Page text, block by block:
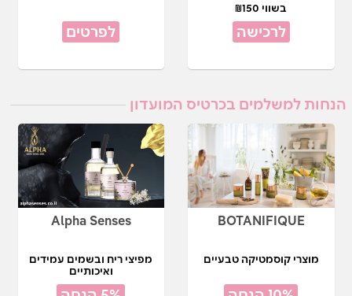
בשווי ₪150
לרכישה לפרטים
הנחות למשלמים בכרטיס המועדון
BOTANIFIQUE
מוצרי קוסמטיקה טבעיים
Alpha Senses
מפיצי ריח ובשמים עמידים
ואיכותיים